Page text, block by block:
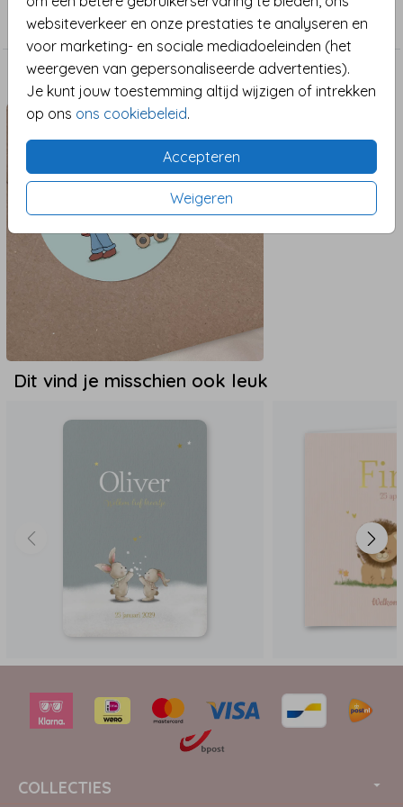
websiteverkeer en onze prestaties te analyseren en
voor marketing- en sociale mediadoeleinden (het
weergeven van gepersonaliseerde advertenties).
Je kunt jouw toestemming altijd wijzigen of intrekken
op ons ons cookiebeleid.
Accepteren
Weigeren
proefdruk bestellen om te zien hoe prachtig het er in
het echt uitziet. Laten we samen deze bijzondere
gebeurtenis vieren!
Broertje-zusje
Maak het compleet
Dit vind je misschien ook leuk
COLLECTIES